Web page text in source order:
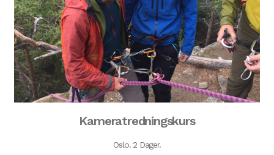
Kameratredningskurs
Oslo. 2 Dager.